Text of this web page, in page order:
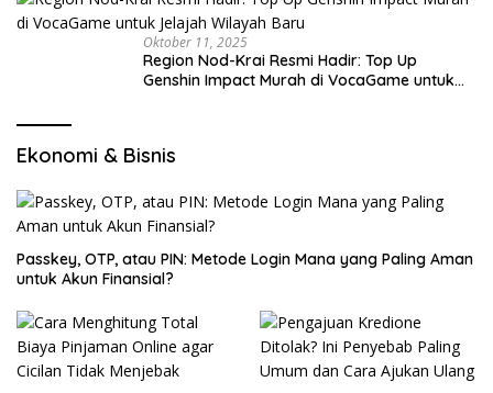
Oktober 11, 2025
Region Nod-Krai Resmi Hadir: Top Up
Genshin Impact Murah di VocaGame untuk
Ekonomi & Bisnis
Passkey, OTP, atau PIN: Metode Login Mana yang Paling Aman
untuk Akun Finansial?